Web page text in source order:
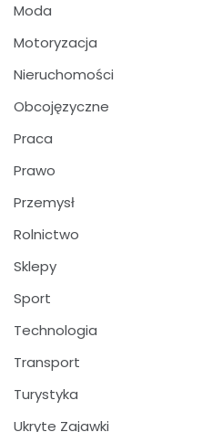
Moda
Motoryzacja
Nieruchomości
Obcojęzyczne
Praca
Prawo
Przemysł
Rolnictwo
Sklepy
Sport
Technologia
Transport
Turystyka
Ukryte Zajawki